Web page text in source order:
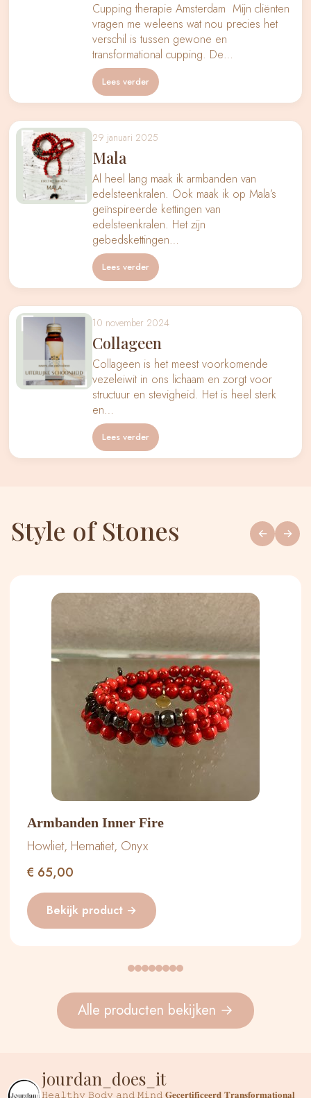
Cupping therapie Amsterdam Mijn cliënten
vragen me weleens wat nou precies het
verschil is tussen gewone en
transformational cupping. De…
Lees verder
29 januari 2025
Mala
Al heel lang maak ik armbanden van
edelsteenkralen. Ook maak ik op Mala’s
geïnspireerde kettingen van
edelsteenkralen. Het zijn
gebedskettingen…
Lees verder
10 november 2024
Collageen
Collageen is het meest voorkomende
vezeleiwit in ons lichaam en zorgt voor
structuur en stevigheid. Het is heel sterk
en…
Lees verder
Style of Stones ← →
Armbanden Inner Fire
Howliet, Hematiet, Onyx
€ 65,00
Bekijk product →
Alle producten bekijken →
jourdan_does_it
𝙷𝚎𝚊𝚕𝚝𝚑𝚢 𝙱𝚘𝚍𝚢 𝚊𝚗𝚍 𝙼𝚒𝚗𝚍 𝐆𝐞𝐜𝐞𝐫𝐭𝐢𝐟𝐢𝐜𝐞𝐞𝐫𝐝 𝐓𝐫𝐚𝐧𝐬𝐟𝐨𝐫𝐦𝐚𝐭𝐢𝐨𝐧𝐚𝐥